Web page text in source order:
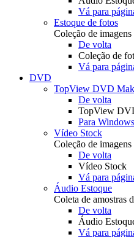
Vá para
Estoque de fotos
Coleção de imagens
De volta
Coleção de
Vá para
DVD
TopView DVD
De volta
TopView
Para Windows
Vídeo Stock
Coleção de
De volta
Vídeo Stock
Vá para
Áudio Estoque
Coleta de amostras
De volta
Áudio
Vá para